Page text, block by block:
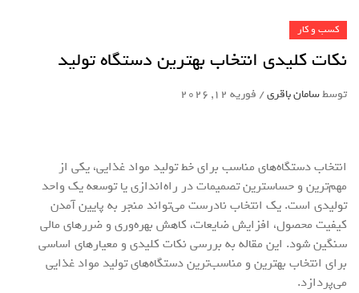
کسب و کار
نکات کلیدی انتخاب بهترین دستگاه تولید
توسطسامان باقری/ فوریه 12, 2026
انتخاب دستگاه‌های مناسب برای خط تولید مواد غذایی، یکی از
مهم‌ترین و حساسترین تصمیمات در راه‌اندازی یا توسعه یک واحد
تولیدی است. یک انتخاب نادرست می‌تواند منجر به پایین آمدن
کیفیت محصول، افزایش ضایعات، کاهش بهره‌وری و ضررهای مالی
سنگین شود. این مقاله به بررسی نکات کلیدی و معیارهای اساسی
برای انتخاب بهترین و مناسب‌ترین دستگاه‌های تولید مواد غذایی
می‌پردازد.